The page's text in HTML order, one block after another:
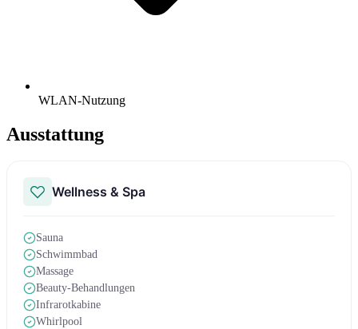
WLAN-Nutzung
Ausstattung
Wellness & Spa
Sauna
Schwimmbad
Massage
Beauty-Behandlungen
Infrarotkabine
Whirlpool